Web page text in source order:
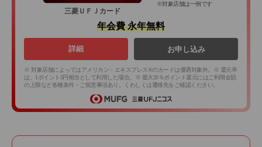
三菱ＵＦＪカード
※対象店舗は一例です
年会費 永年無料
詳細 お申し込み
※ 対象店舗によってはアメリカン・エキスプレス®のカードは優遇対象外。※ 還元率
は、1ポイント5円相当として利用した場合。※ 最大20％ポイント還元にはご利用金額
の上限など各種条件・ご留意事項あり。くわしくは遷移先をご確認ください。